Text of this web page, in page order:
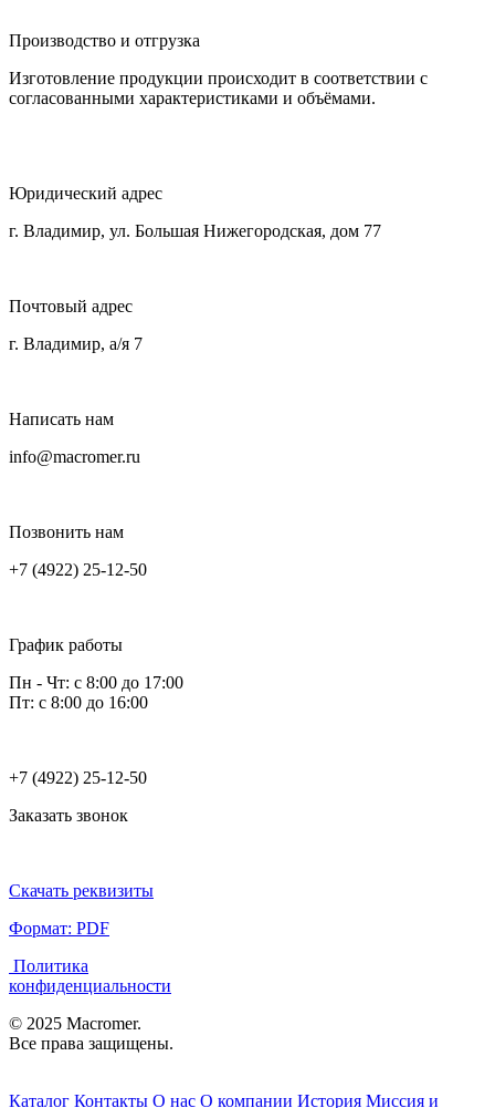
Производство и отгрузка
Изготовление продукции происходит в соответствии с
согласованными характеристиками и объёмами.
Юридический адрес
г. Владимир, ул. Большая Нижегородская, дом 77
Почтовый адрес
г. Владимир, а/я 7
Написать нам
info@macromer.ru
Позвонить нам
+7 (4922) 25-12-50
График работы
Пн - Чт: с 8:00 до 17:00
Пт: с 8:00 до 16:00
+7 (4922) 25-12-50
Заказать звонок
Скачать реквизиты
Формат: PDF
Политика
конфиденциальности
© 2025 Macromer.
Все права защищены.
Каталог Контакты О нас О компании История Миссия и